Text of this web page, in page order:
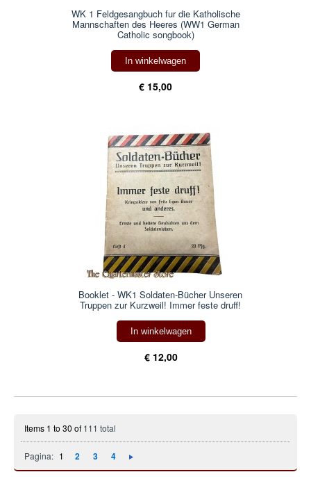
WK 1 Feldgesangbuch fur die Katholische
Mannschaften des Heeres (WW1 German
Catholic songbook)
In winkelwagen
€ 15,00
Booklet - WK1 Soldaten-Bücher Unseren
Truppen zur Kurzweil! Immer feste druff!
In winkelwagen
€ 12,00
Items 1 to 30 of 111 total
Pagina: 1 2 3 4